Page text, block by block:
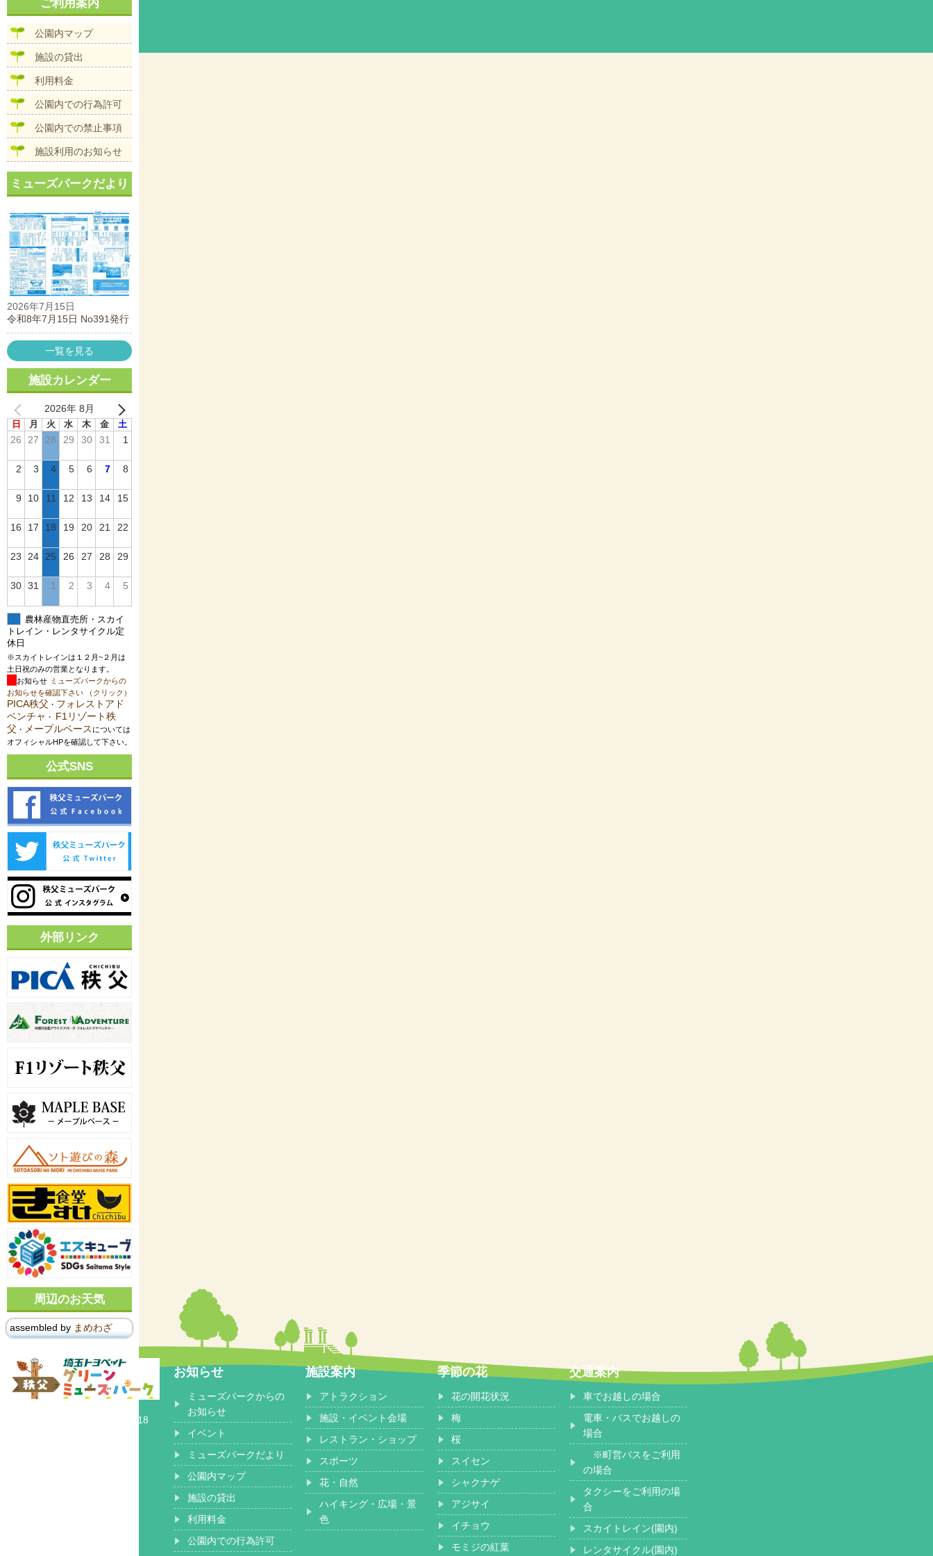
ズ
ビ
ご利用案内
公園内マップ
施設の貸出
利用料金
公園内での行為許可
公園内での禁止事項
施設利用のお知らせ
ミューズパークだより
2026年7月15日
令和8年7月15日 No391発行
一覧を見る
施設カレンダー
2026年 8月
日 月 火 水 木 金 土
26 27 28 29 30 31 1
2 3 4 5 6 7 8
9 10 11 12 13 14 15
16 17 18 19 20 21 22
23 24 25 26 27 28 29
30 31 1 2 3 4 5
農林産物直売所・スカイ
トレイン・レンタサイクル定
休日
※スカイトレインは１２月~２月は
土日祝のみの営業となります。
お知らせ ミューズパークからの
お知らせを確認下さい （クリック）
PICA秩父 ・ フォレストアド
ベンチャ ・ F1リゾート秩
父 ・ メープルベース については
オフィシャルHPを確認して下さい。
公式SNS
外部リンク
周辺のお天気
assembled by まめわざ
埼玉県秩父郡 小鹿野町長留2518
お知らせ
ミューズパークからの
お知らせ
イベント
ミューズパークだより
公園内マップ
施設の貸出
利用料金
公園内での行為許可
施設案内
アトラクション
施設・イベント会場
レストラン・ショップ
スポーツ
花・自然
ハイキング・広場・景
色
季節の花
花の開花状況
梅
桜
スイセン
シャクナゲ
アジサイ
イチョウ
モミジの紅葉
交通案内
車でお越しの場合
電車・バスでお越しの
場合
※町営バスをご利用
の場合
タクシーをご利用の場
合
スカイトレイン(園内)
レンタサイクル(園内)